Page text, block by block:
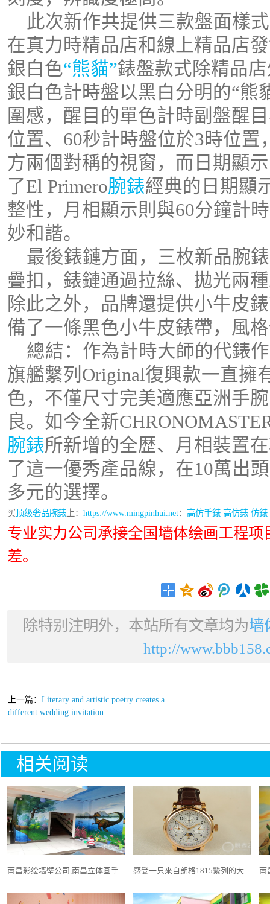
此次新作共提供三款盤面樣
在真力時精品店和線上精品店
銀白色“熊貓”錶盤款式除精品
銀白色計時盤以黑白分明的“熊
圍感，醒目的單色計時副盤醒
位置、60秒計時盤位於3時位
方兩個對稱的視窗，而日期顯
了El Primero腕錶經典的日期顯
整性，月相顯示則與60分鐘計
妙和諧。
最後錶鏈方面，三枚新品腕
疊扣，錶鏈通過拉絲、拋光兩
除此之外，品牌還提供小牛皮
備了一條黑色小牛皮錶帶，風
總結：作為計時大師的代錶
旗艦繫列Original復興款一直擁
色，不僅尺寸完美適應亞洲手
良。如今全新
腕錶所新增的全歴、月相裝置
了這一優秀產品線，在10萬出
多元的選擇。
买 顶级奢品腕錶 上： https://www.mingpinhui.net： 高仿手錶 高仿錶 仿錶
专业实力公司承接全国墙体绘画工程
差。
除特别注明外，本站所有文章均为墙
http://
上一篇： Literary and artistic poetry creates a
different wedding invitation
相关阅读
南昌彩绘墙壁公司,南昌立体画手 感受一只來自朗格1815繫列的大 南